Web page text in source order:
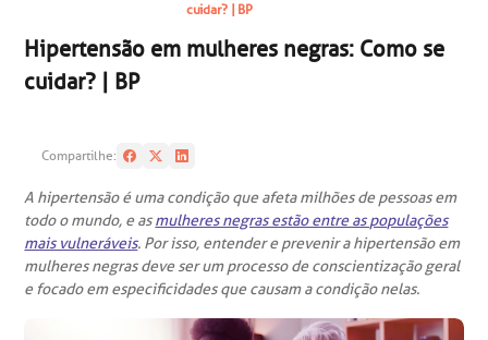
BUSCA
CONSULTAS E EXAMES
ATENDIMENTO 24H
CONHEÇA AS UNIDADES
INSTITUCIONAL
NOSSOS SERVIÇOS
INFORMAÇÕES ÚTEIS
ESPECIALIDADES
cuidar? | BP
Hipertensão em mulheres negras: Como se
cuidar? | BP
Compartilhe:
A hipertensão é uma condição que afeta milhões de pessoas em
todo o mundo, e asmulheres negras estão entre as populações
mais vulneráveis. Por isso, entender e prevenir a hipertensão em
mulheres negras deve ser um processo de conscientização geral
e focado em especificidades que causam a condição nelas.